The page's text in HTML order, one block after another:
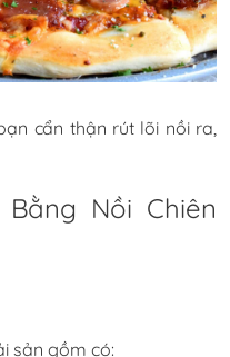
cẩn thận rút lõi nồi ra,
Nồi Chiên
sản gồm có: